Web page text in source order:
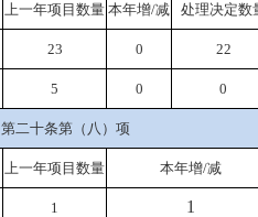
上一年项目数量 本年增/减 处理决定数
23 0 22
5 0 0
第二十条第（八）项
上一年项目数量 本年增/减
1 1